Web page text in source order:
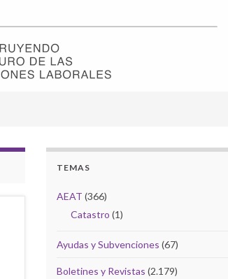
TEMAS
AEAT (366)
Catastro (1)
Ayudas y Subvenciones (67)
Boletines y Revistas (2.179)